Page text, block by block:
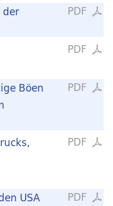
PDF
PDF
PDF
Böen
PDF
PDF
USA